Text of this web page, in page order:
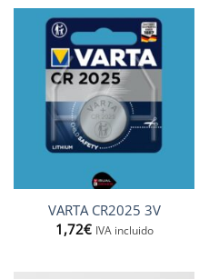
VARTA CR2025 3V
1,72€ IVA incluido